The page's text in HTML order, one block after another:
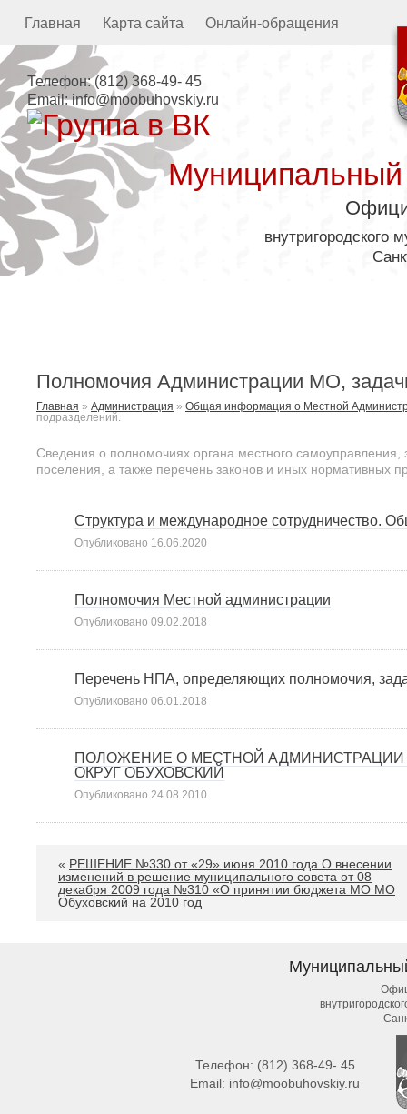
Главная Карта сайта Онлайн-обращения
Телефон:(812) 368-49- 45
Email:info@moobuhovskiy.ru
внутригородского
Полномочия Администрации МО,
Главная » Администрация » Общая информация о Местной
подразделений.
Сведения о полномочиях органа местного
поселения, а также перечень законов и иных нормативных
Структура и международное сотрудничество.
Опубликовано 16.06.2020
Полномочия Местной администрации
Опубликовано 09.02.2018
Перечень НПА, определяющих полномочия,
Опубликовано 06.01.2018
ПОЛОЖЕНИЕ О МЕСТНОЙ
ОКРУГ ОБУХОВСКИЙ
Опубликовано 24.08.2010
« РЕШЕНИЕ №330 от «29» июня 2010 года О внесении
изменений в решение муниципального совета от 08
декабря 2009 года №310 «О принятии бюджета МО МО
Обуховский на 2010 год
Телефон: (812) 368-49- 45
Email: info@moobuhovskiy.ru